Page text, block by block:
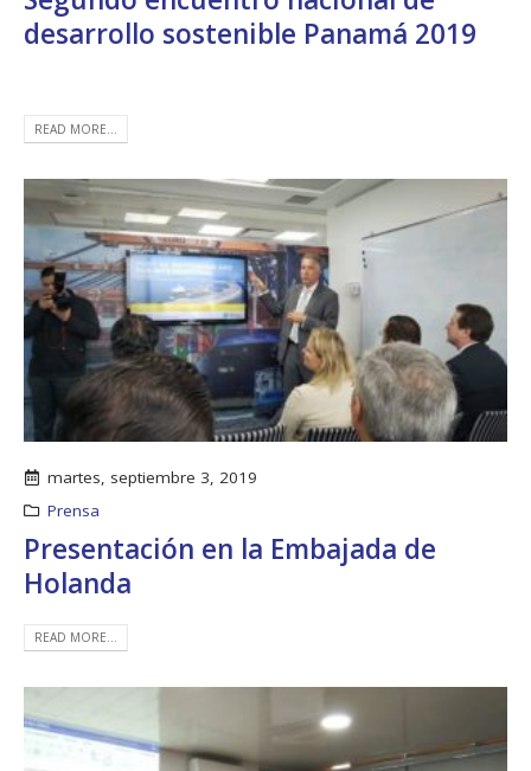
desarrollo sostenible Panamá 2019
READ MORE...
martes, septiembre 3, 2019
Prensa
Presentación en la Embajada de
Holanda
READ MORE...